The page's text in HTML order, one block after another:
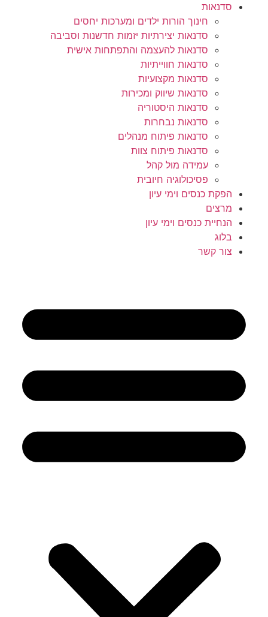
סדנאות
חינוך הורות ילדים ומערכות יחסים
סדנאות יצירתיות יזמות חדשנות וסביבה
סדנאות להעצמה והתפתחות אישית
סדנאות חווייתיות
סדנאות מקצועיות
סדנאות שיווק ומכירות
סדנאות היסטוריה
סדנאות נבחרות
סדנאות פיתוח מנהלים
סדנאות פיתוח צוות
עמידה מול קהל
פסיכולוגיה חיובית
הפקת כנסים וימי עיון
מרצים
הנחיית כנסים וימי עיון
בלוג
צור קשר